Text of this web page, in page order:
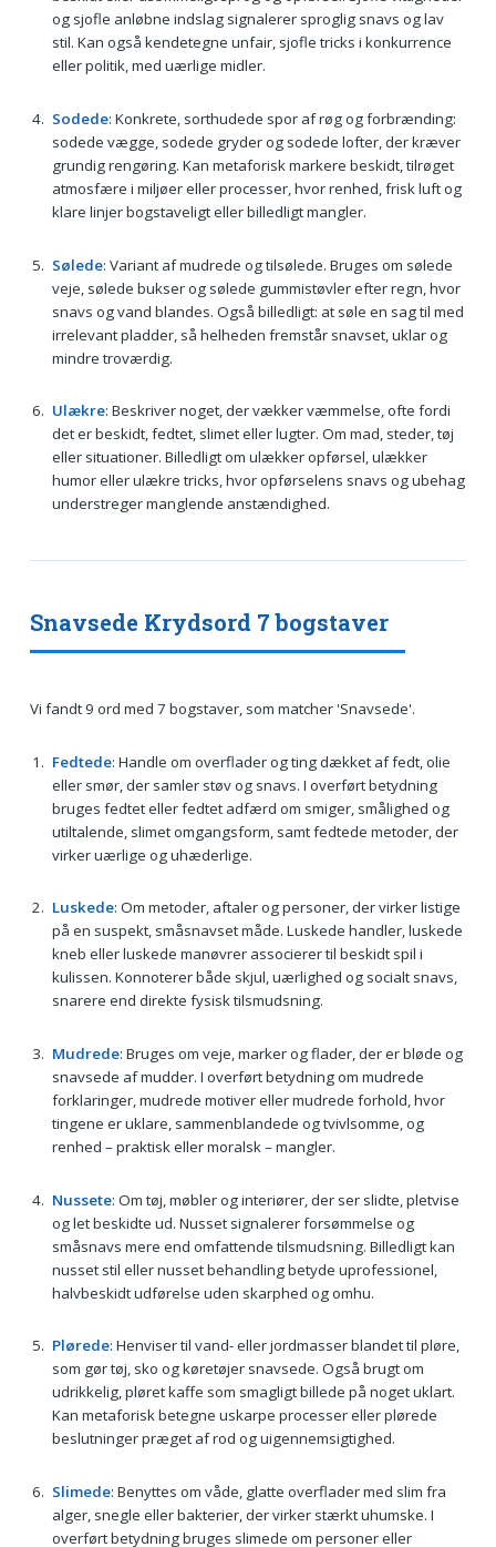
og sjofle anløbne indslag signalerer sproglig snavs og lav
stil. Kan også kendetegne unfair, sjofle tricks i konkurrence
eller politik, med uærlige midler.
Sodede: Konkrete, sorthudede spor af røg og forbrænding:
sodede vægge, sodede gryder og sodede lofter, der kræver
grundig rengøring. Kan metaforisk markere beskidt, tilrøget
atmosfære i miljøer eller processer, hvor renhed, frisk luft og
klare linjer bogstaveligt eller billedligt mangler.
Sølede: Variant af mudrede og tilsølede. Bruges om sølede
veje, sølede bukser og sølede gummistøvler efter regn, hvor
snavs og vand blandes. Også billedligt: at søle en sag til med
irrelevant pladder, så helheden fremstår snavset, uklar og
mindre troværdig.
Ulækre: Beskriver noget, der vækker væmmelse, ofte fordi
det er beskidt, fedtet, slimet eller lugter. Om mad, steder, tøj
eller situationer. Billedligt om ulækker opførsel, ulækker
humor eller ulækre tricks, hvor opførselens snavs og ubehag
understreger manglende anstændighed.
Snavsede Krydsord 7 bogstaver
Vi fandt 9 ord med 7 bogstaver, som matcher 'Snavsede'.
Fedtede: Handle om overflader og ting dækket af fedt, olie
eller smør, der samler støv og snavs. I overført betydning
bruges fedtet eller fedtet adfærd om smiger, smålighed og
utiltalende, slimet omgangsform, samt fedtede metoder, der
virker uærlige og uhæderlige.
Luskede: Om metoder, aftaler og personer, der virker listige
på en suspekt, småsnavset måde. Luskede handler, luskede
kneb eller luskede manøvrer associerer til beskidt spil i
kulissen. Konnoterer både skjul, uærlighed og socialt snavs,
snarere end direkte fysisk tilsmudsning.
Mudrede: Bruges om veje, marker og flader, der er bløde og
snavsede af mudder. I overført betydning om mudrede
forklaringer, mudrede motiver eller mudrede forhold, hvor
tingene er uklare, sammenblandede og tvivlsomme, og
renhed – praktisk eller moralsk – mangler.
Nussete: Om tøj, møbler og interiører, der ser slidte, pletvise
og let beskidte ud. Nusset signalerer forsømmelse og
småsnavs mere end omfattende tilsmudsning. Billedligt kan
nusset stil eller nusset behandling betyde uprofessionel,
halvbeskidt udførelse uden skarphed og omhu.
Plørede: Henviser til vand- eller jordmasser blandet til pløre,
som gør tøj, sko og køretøjer snavsede. Også brugt om
udrikkelig, pløret kaffe som smagligt billede på noget uklart.
Kan metaforisk betegne uskarpe processer eller plørede
beslutninger præget af rod og uigennemsigtighed.
Slimede: Benyttes om våde, glatte overflader med slim fra
alger, snegle eller bakterier, der virker stærkt uhumske. I
overført betydning bruges slimede om personer eller